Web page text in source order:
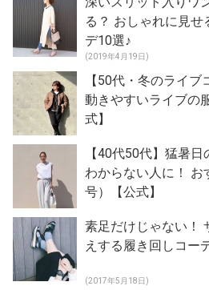
る？ おしゃれに見
デ10選♪
(2019年4月19日)
【50代・冬のライブ
動きやすいライブの
式】
【40代50代】猛暑
わからない人に！
号）【公式】
素足だけじゃない！
えする履き回しコー
(2017年5月18日)